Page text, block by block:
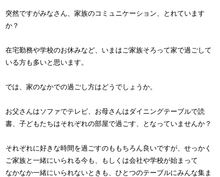
突然ですがみなさん、家族のコミュニケーション、とれています
か？
在宅勤務や学校のお休みなど、いまはご家族そろって家で過ごして
いる方も多いと思います。
では、家のなかでの過ごし方はどうでしょうか。
お父さんはソファでテレビ、お母さんはダイニングテーブルで読
書、子どもたちはそれぞれの部屋で過ごす、となっていませんか？
それぞれに好きな時間を過ごすのももちろん良いですが、せっかく
ご家族と一緒にいられる今も、もしくは会社や学校が始まって
なかなか一緒にいられないときも、ひとつのテーブルにみんな集ま